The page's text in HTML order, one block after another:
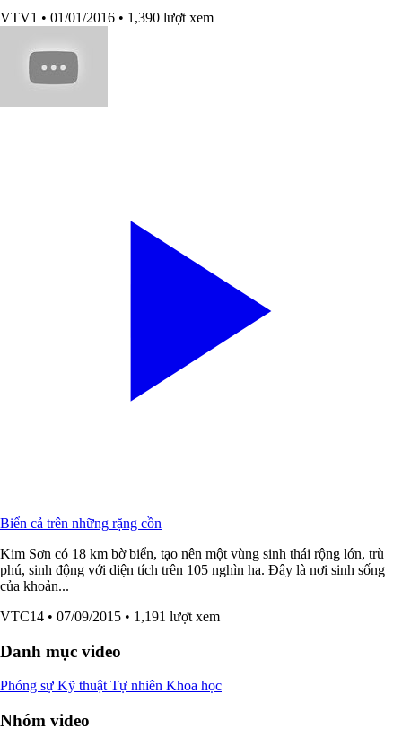
VTV1 • 01/01/2016 • 1,390 lượt xem
Biển cả trên những rặng cồn
Kim Sơn có 18 km bờ biển, tạo nên một vùng sinh thái rộng lớn, trù
phú, sinh động với diện tích trên 105 nghìn ha. Đây là nơi sinh sống
của khoản...
VTC14 • 07/09/2015 • 1,191 lượt xem
Danh mục video
Phóng sự Kỹ thuật Tự nhiên Khoa học
Nhóm video